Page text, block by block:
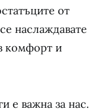
от
наслаждавате
комфорт и
е важна за нас.